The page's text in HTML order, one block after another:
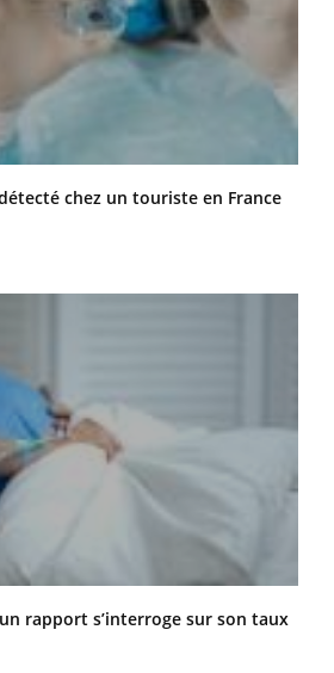
chez un touriste en France
rapport s’interroge sur son taux